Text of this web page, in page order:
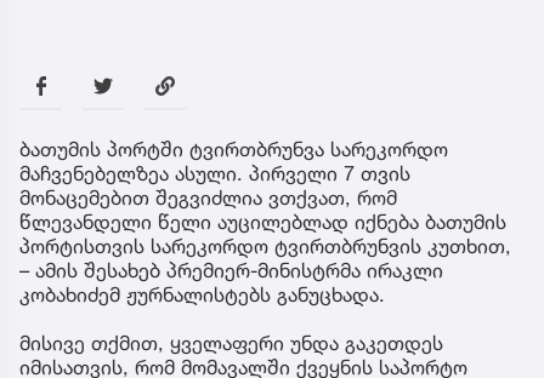
ბათუმის პორტში ტვირთბრუნვა სარეკორდო
მაჩვენებელზეა ასული. პირველი 7 თვის
მონაცემებით შეგვიძლია ვთქვათ, რომ
წლევანდელი წელი აუცილებლად იქნება ბათუმის
პორტისთვის სარეკორდო ტვირთბრუნვის კუთხით,
– ამის შესახებ პრემიერ-მინისტრმა ირაკლი
კობახიძემ ჟურნალისტებს განუცხადა.
მისივე თქმით, ყველაფერი უნდა გაკეთდეს
იმისათვის, რომ მომავალში ქვეყნის საპორტო